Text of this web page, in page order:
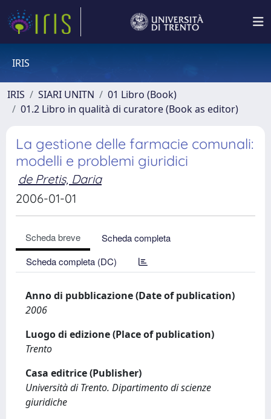
IRIS
IRIS SIARI UNITN
01 Libro (Book)
01.2 Libro in qualità di curatore (Book as editor)
La gestione delle farmacie comunali:
modelli e problemi giuridici
de Pretis, Daria
2006-01-01
Scheda breve
Scheda completa
Scheda completa (DC)
Anno di pubblicazione (Date of publication)
2006
Luogo di edizione (Place of publication)
Trento
Casa editrice (Publisher)
Università di Trento. Dipartimento di scienze
giuridiche